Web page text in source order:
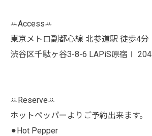
ꕁAccessꕁ
東京メトロ副都心線 北参道駅 徒歩4分
渋谷区千駄ヶ谷3-8-6 LAPiS原宿Ⅰ 204
ꕁReserveꕁ
ホットペッパーよりご予約出来ます。
⚫︎Hot Pepper